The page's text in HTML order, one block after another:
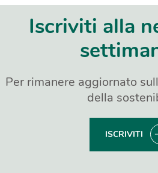
Iscriviti alla
Per rimanere aggiornato
della
ISCRIVITI